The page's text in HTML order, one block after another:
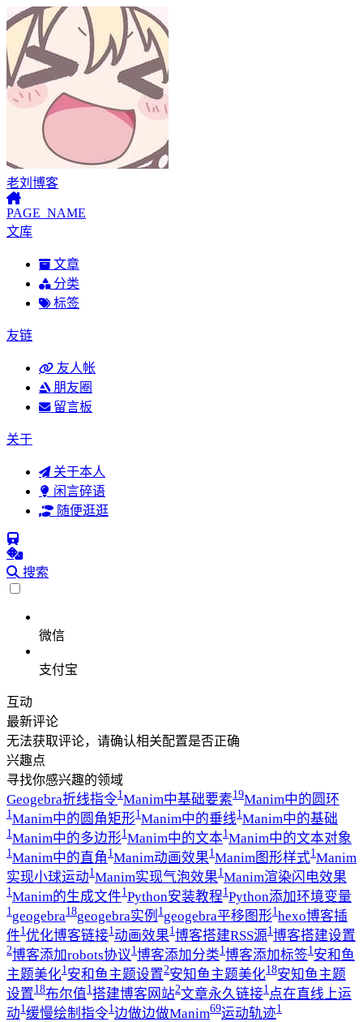
老刘博客
PAGE_NAME
文库
文章
分类
标签
友链
友人帐
朋友圈
留言板
关于
关于本人
闲言碎语
随便逛逛
搜索
微信
支付宝
互动
最新评论
无法获取评论，请确认相关配置是否正确
兴趣点
寻找你感兴趣的领域
Geogebra折线指令1Manim中基础要素19Manim中的圆环
1Manim中的圆角矩形1Manim中的垂线1Manim中的基础
1Manim中的多边形1Manim中的文本1Manim中的文本对象
1Manim中的直角 1Manim动画效果1Manim图形样式1Manim
实现小球运动1Manim实现气泡效果1Manim渲染闪电效果
1Manim的生成文件1Python安装教程1Python添加环境变量
1geogebra18geogebra实例 1geogebra平移图形1hexo博客插
件1优化博客链接1动画效果1博客搭建RSS源1博客搭建设置
2博客添加robots协议 1博客添加分类1博客添加标签1安和鱼
主题美化1安和鱼主题设置2安知鱼主题美化18安知鱼主题
设置18布尔值1搭建博客网站2文章永久链接1点在直线上运
动1缓慢绘制指令1边做边做Manim69运动轨迹1